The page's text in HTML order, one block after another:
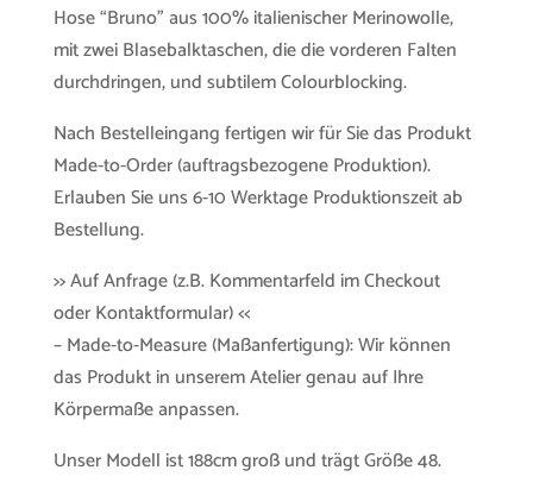
Hose “Bruno” aus 100% italienischer Merinowolle,
mit zwei Blasebalktaschen, die die vorderen Falten
durchdringen, und subtilem Colourblocking.
Nach Bestelleingang fertigen wir für Sie das Produkt
Made-to-Order (auftragsbezogene Produktion).
Erlauben Sie uns 6-10 Werktage Produktionszeit ab
Bestellung.
>> Auf Anfrage (z.B. Kommentarfeld im Checkout
oder Kontaktformular) <<
– Made-to-Measure (Maßanfertigung): Wir können
das Produkt in unserem Atelier genau auf Ihre
Körpermaße anpassen.
Unser Modell ist 188cm groß und trägt Größe 48.